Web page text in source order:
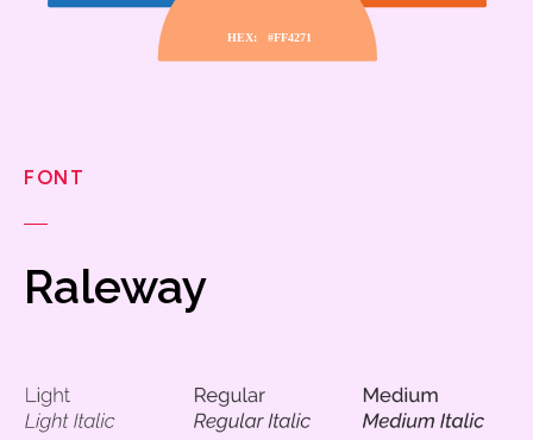
FONT
Raleway